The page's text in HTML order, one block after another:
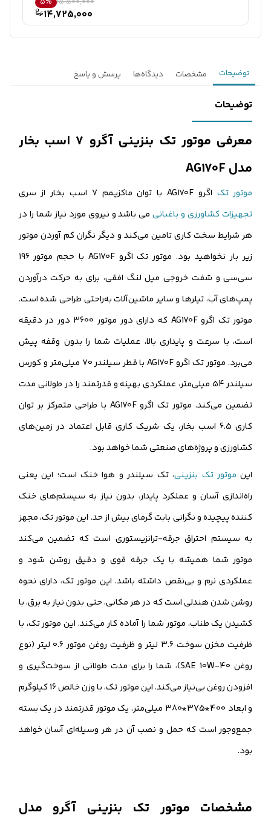
14,725,000
توضیحات مشخصات دیدگاه‌ها پرسش و پاسخ
توضیحات
معرفی موتور تک بنزینی آگرو 7 اسب بخار
مدل AG170F
موتور تک اگرو AG170F با توان ماکزیمم 7 اسب بخار از سری
تجهیزات کشاورزی و باغبانیمی باشد و نیروی مورد نیاز شما را در
هر شرایط سخت کاری تامین می‌کند و دیگر نگران کم آوردن موتور
زیر بار نخواهید بود. موتور تک اگرو AG170F با حجم موتور 196
سی‌سی و شفت خروجی میل لنگ افقی، برای به حرکت درآوردن
پمپ‌های آب، تیلرها و سایر ماشین‌آلات به‌راحتی طراحی شده است.
موتور تک اگرو AG170F که دارای دور موتور 3600 دور در دقیقه
است، با سرعت و پایداری بالا، عملیات شما را بدون وقفه پیش
می‌برد. موتور تک اگرو AG170F با قطر سیلندر 70 میلی‌متر و کورس
سیلندر 54 میلی‌متر، عملکردی بهینه و قدرتمند را در طولانی مدت
تضمین می‌کند. موتور تک اگرو AG170F با طراحی متمرکز بر توان
کاری 6.5 اسب بخار، یک شریک کاری قابل اعتماد در زمین‌های
کشاورزی و پروژه‌های صنعتی شما خواهد بود.
این موتور تک بنزینی، تک سیلندر و هوا خنک است؛ این یعنی
راه‌اندازی آسان و عملکرد پایدار، بدون نیاز به سیستم‌های خنک
کننده پیچیده و نگرانی بابت گرمای بیش از حد. این موتور تک، مجهز
به سیستم احتراق جرقه-ترانزیستوری است که تضمین می‌کند
موتور شما همیشه با یک جرقه قوی و دقیق روشن شود و
عملکردی نرم و بی‌نقص داشته باشد. این موتور تک، دارای نحوه
روشن شدن هندلی است که در هر مکانی، حتی بدون نیاز به برق، با
کشیدن یک طناب، موتور شما را آماده کار می‌کند. این موتور تک، با
ظرفیت مخزن سوخت 3.6 لیتر و ظرفیت روغن موتور 0.6 لیتر (نوع
روغن SAE 10W-40)، شما را برای مدت طولانی از سوخت‌گیری و
افزودن روغن بی‌نیاز می‌کند. این موتور تک، با وزن خالص 16 کیلوگرم
و ابعاد 400*375*380 میلی‌متر، یک موتور قدرتمند در یک بسته
جمع‌وجور است که حمل و نصب آن در هر وسیله‌ای آسان خواهد
بود.
مشخصات موتور تک بنزینی آگرو مدل